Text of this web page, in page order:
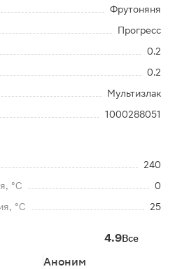
Фрутоняня
Прогресс
0.2
0.2
Мультизлак
1000288051
240
°C
0
°C
25
4.9Все
Аноним